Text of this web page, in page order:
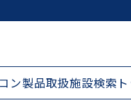
ン製品取扱施設検索